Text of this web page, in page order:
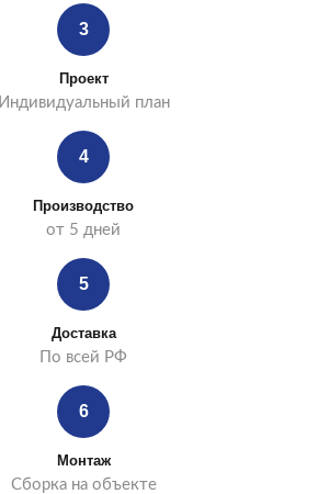
3
Проект
Индивидуальный план
4
Производство
от 5 дней
5
Доставка
По всей РФ
6
Монтаж
Сборка на объекте